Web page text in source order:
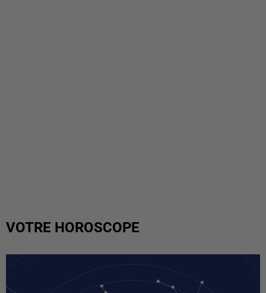
VOTRE HOROSCOPE